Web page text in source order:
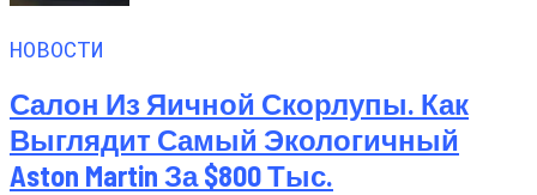
НОВОСТИ
Салон Из Яичной Скорлупы. Как
Выглядит Самый Экологичный
Aston Martin За $800 Тыс.